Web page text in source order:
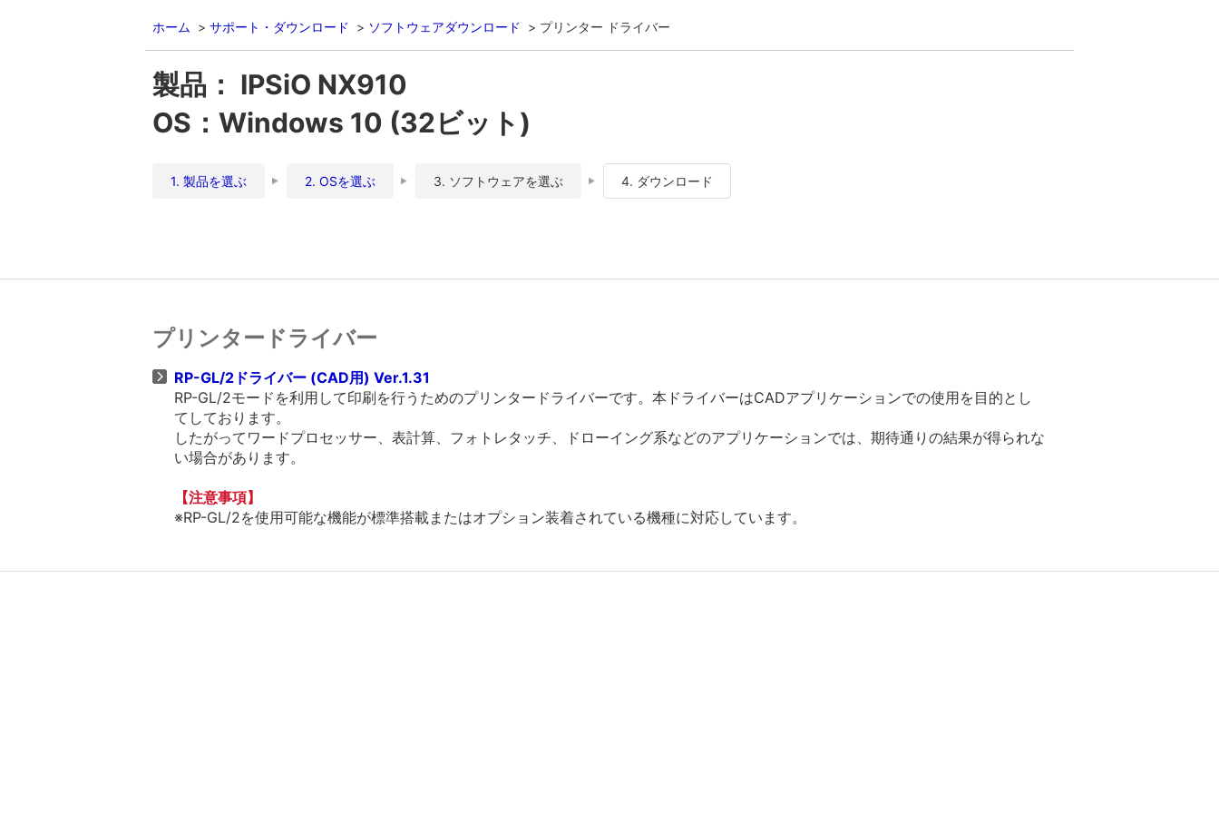
ホーム サポート・ダウンロード ソフトウェアダウンロード プリンター ドライバー
製品： IPSiO NX910
OS：Windows 10 (32ビット)
1. 製品を選ぶ 2. OSを選ぶ 3. ソフトウェアを選ぶ 4. ダウンロード
プリンタードライバー
RP-GL/2ドライバー (CAD用) Ver.1.31
RP-GL/2モードを利用して印刷を行うためのプリンタードライバーです。本ドライバーはCADアプリケーションでの使用を目的とし
てしております。
したがってワードプロセッサー、表計算、フォトレタッチ、ドローイング系などのアプリケーションでは、期待通りの結果が得られな
い場合があります。
【注意事項】
※RP-GL/2を使用可能な機能が標準搭載またはオプション装着されている機種に対応しています。